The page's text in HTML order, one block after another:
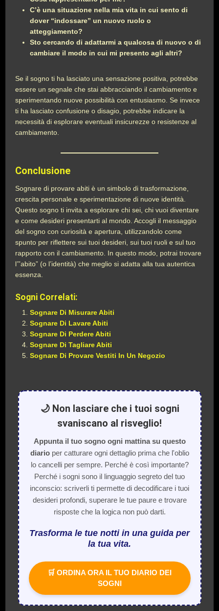
C’è una situazione nella mia vita in cui sento di
dover “indossare” un nuovo ruolo o
atteggiamento?
Sto cercando di adattarmi a qualcosa di nuovo o di
cambiare il modo in cui mi presento agli altri?
Se il sogno ti ha lasciato una sensazione positiva, potrebbe
essere un segnale che stai abbracciando il cambiamento e
sperimentando nuove possibilità con entusiasmo. Se invece
ti ha lasciato confusione o disagio, potrebbe indicare la
necessità di esplorare eventuali insicurezze o resistenze al
cambiamento.
Conclusione
Sognare di provare abiti è un simbolo di trasformazione,
crescita personale e sperimentazione di nuove identità.
Questo sogno ti invita a esplorare chi sei, chi vuoi diventare
e come desideri presentarti al mondo. Accogli il messaggio
del sogno con curiosità e apertura, utilizzandolo come
spunto per riflettere sui tuoi desideri, sui tuoi ruoli e sul tuo
rapporto con il cambiamento. In questo modo, potrai trovare
l’”abito” (o l’identità) che meglio si adatta alla tua autentica
essenza.
Sogni Correlati:
Sognare Di Misurare Abiti
Sognare Di Lavare Abiti
Sognare Di Perdere Abiti
Sognare Di Tagliare Abiti
Sognare Di Provare Vestiti In Un Negozio
🌙 Non lasciare che i tuoi sogni
svaniscano al risveglio!
Appunta il tuo sogno ogni mattina su questo
diarioper catturare ogni dettaglio prima che l'oblio
lo cancelli per sempre. Perché è così importante?
Perché i sogni sono il linguaggio segreto del tuo
inconscio: scriverli ti permette di decodificare i tuoi
desideri profondi, superare le tue paure e trovare
risposte che la logica non può darti.
Trasforma le tue notti in una guida per
la tua vita.
🛒 ORDINA ORA IL TUO DIARIO DEI
SOGNI